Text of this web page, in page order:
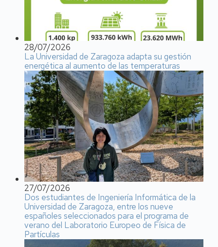
28/07/2026
La Universidad de Zaragoza adapta su gestión
energética al aumento de las temperaturas
27/07/2026
Dos estudiantes de Ingeniería Informática de la
Universidad de Zaragoza, entre los nueve
españoles seleccionados para el programa de
verano del Laboratorio Europeo de Física de
Partículas